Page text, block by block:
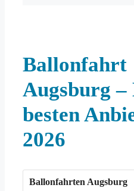
Ballonfahrt
Augsburg –
besten
2026
Ballonfahrten Augsburg